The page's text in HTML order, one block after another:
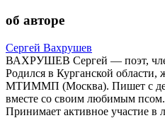
об авторе
Сергей Вахрушев
ВАХРУШЕВ Сергей — поэт,
Родился в Курганской
МТИММП (Москва). Пишет с
вместе со своим любимым
Принимает активное участие в